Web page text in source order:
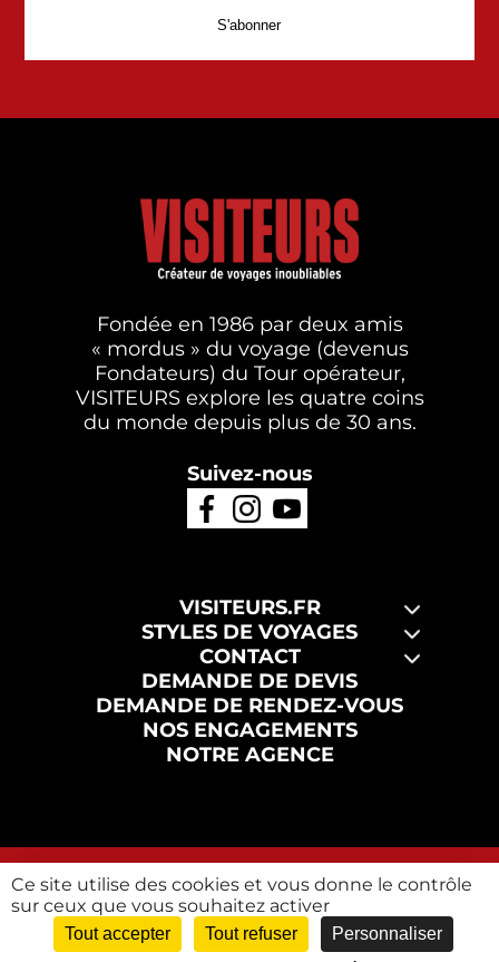
Fondée en 1986 par deux amis
« mordus » du voyage (devenus
Fondateurs) du Tour opérateur,
VISITEURS explore les quatre coins
du monde depuis plus de 30 ans.
Suivez-nous
VISITEURS.FR
STYLES DE VOYAGES
CONTACT
DEMANDE DE DEVIS
DEMANDE DE RENDEZ-VOUS
NOS ENGAGEMENTS
NOTRE AGENCE
Mentions
légales
Conditions Générales et Particulières de
Vente
Politique de
confidentialité
Visiteurs.fr© 2024 Tous les droits réservés
Ce site utilise des cookies et vous donne le contrôle
sur ceux que vous souhaitez activer
Tout accepter Tout refuser
Personnaliser